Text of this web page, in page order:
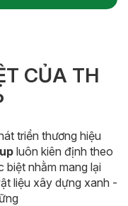
CỦA TH
triển thương hiệu
luôn kiên định theo
nhằm mang lại
liệu xây dựng xanh -